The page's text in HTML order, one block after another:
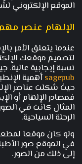
الموقع الإلكتروني
الإلهام عنصر
عندما يتعلق الأمر
لتصميم موقعك
نسبة إيجابية
sagepubأهمية
حيث شكلت عناصر
فمصادر الإلهام أو
المثال كانت في
الرحلة السياحية.
ولو كان موقعا
في الموقع صور
إلى ذلك من الصور.